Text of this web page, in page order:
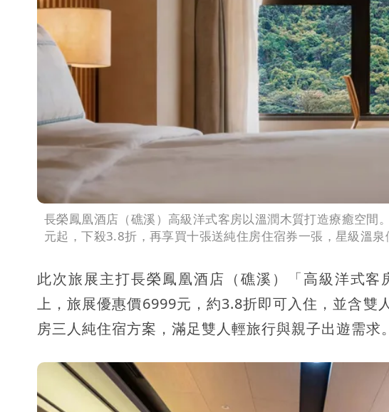
長榮鳳凰酒店（礁溪）高級洋式客房以溫潤木質打造療癒空間
元起，下殺3.8折，再享買十張送純住房住宿券一張，星級溫
此次旅展主打長榮鳳凰酒店（礁溪）「高級洋式
上，旅展優惠價6999元，約3.8折即可入住，並含雙
房三人純住宿方案，滿足雙人輕旅行與親子出遊需求。